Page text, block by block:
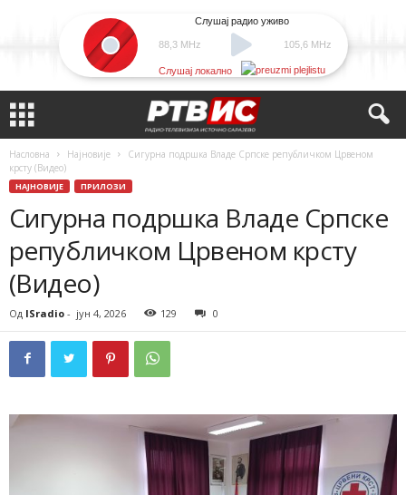
88,3 MHz
Слушај радио уживо
105,6 MHz
Слушај локално
Насловна Најновије
Сигурна подршка Владе Српске републичком Црвеном
крсту (Видео)
НАЈНОВИЈЕ ПРИЛОЗИ
Сигурна подршка Владе Српске
републичком Црвеном крсту
(Видео)
Од ISradio - јун 4, 2026 129 0